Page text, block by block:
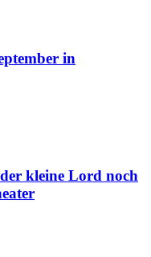
in
kleine Lord noch